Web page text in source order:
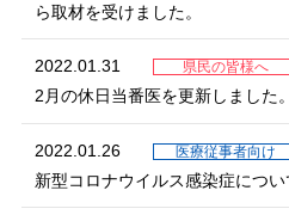
ら取材を受けました。
2022.01.31 県民の皆様へ
2月の休日当番医を更新しました。
2022.01.26 医療従事者向け
新型コロナウイルス感染症につい